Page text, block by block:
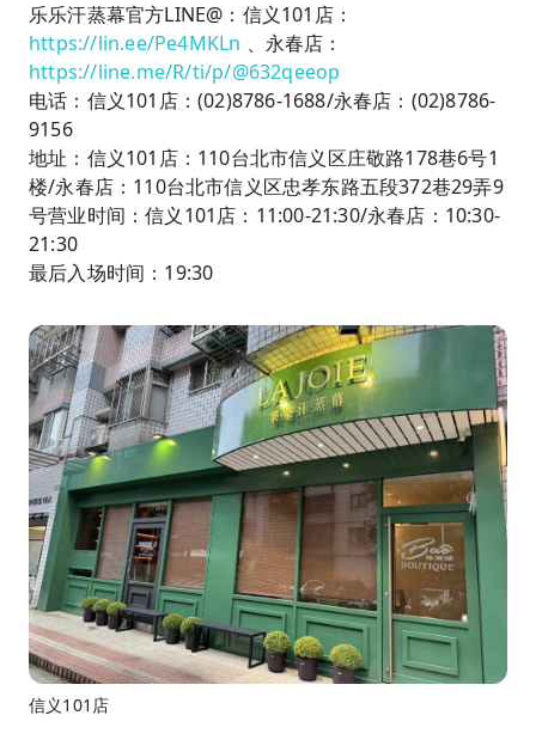
乐乐汗蒸幕官方LINE@：信义101店：
https://lin.ee/Pe4MKLn 、永春店：
https://line.me/R/ti/p/@632qeeop
电话：信义101店：(02)8786-1688/永春店：(02)8786-
9156
地址：信义101店：110台北市信义区庄敬路178巷6号1
楼/永春店：110台北市信义区忠孝东路五段372巷29弄9
号营业时间：信义101店：11:00-21:30/永春店：10:30-
21:30
最后入场时间：19:30
信义101店